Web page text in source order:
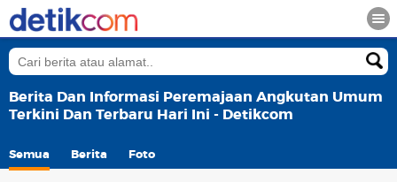
Berita Dan Informasi Peremajaan Angkutan Umum
Terkini Dan Terbaru Hari Ini - Detikcom
Semua Berita Foto